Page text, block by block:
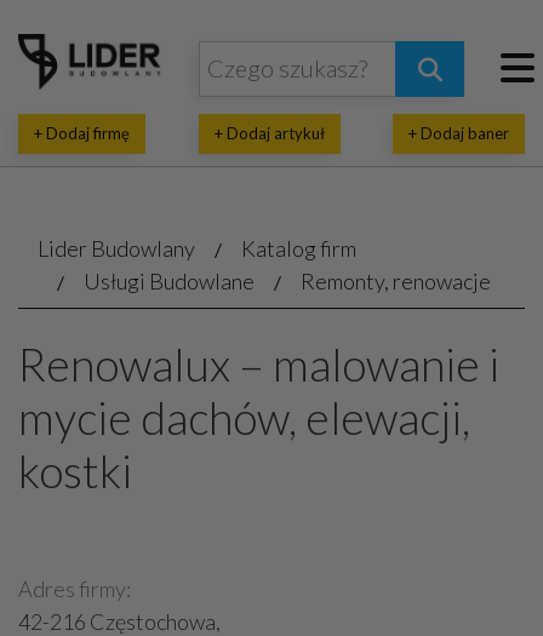
+ Dodaj firmę + Dodaj artykuł + Dodaj baner
Lider Budowlany
Katalog firm
Usługi Budowlane
Remonty, renowacje
Renowalux – malowanie i
mycie dachów, elewacji,
kostki
Adres firmy:
42-216 Częstochowa,